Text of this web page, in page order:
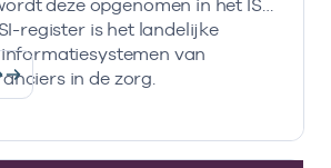
deze opgenomen in het ISI-
register is het landelijke
van
in de zorg.